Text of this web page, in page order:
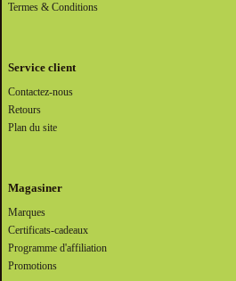
Termes & Conditions
Service client
Contactez-nous
Retours
Plan du site
Magasiner
Marques
Certificats-cadeaux
Programme d'affiliation
Promotions